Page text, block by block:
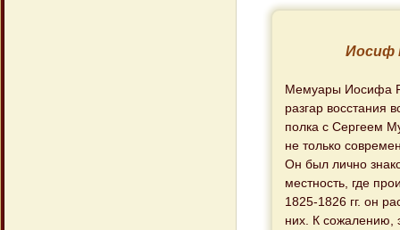
Иосиф
Мемуары Иосифа
разгар восстания
полка с Сергеем
не только
Он был лично
местность, где
1825-1826 гг. он
них. К сожалению,